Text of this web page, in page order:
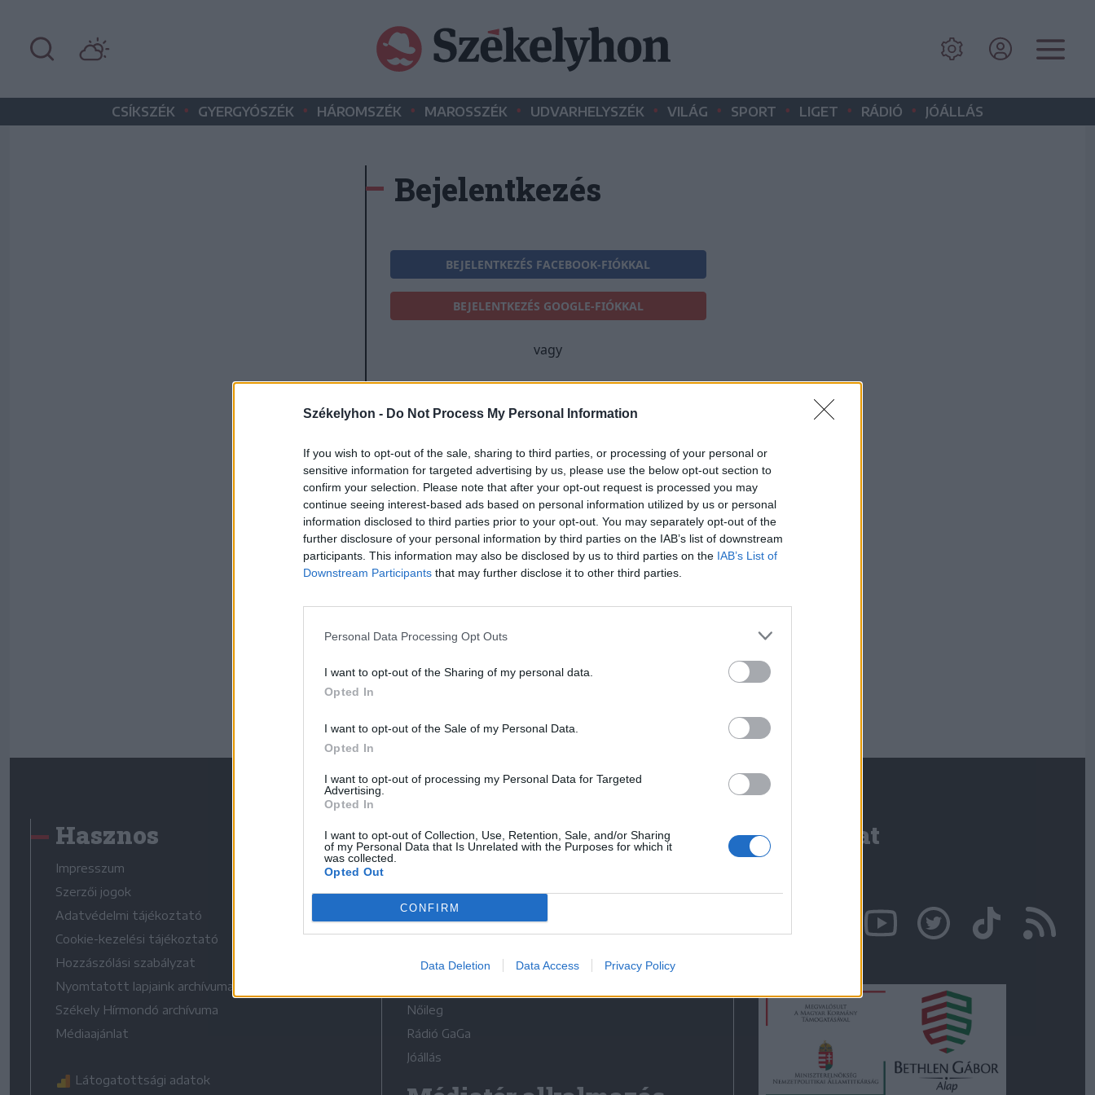
Székelyhon - Do Not Process My Personal Information
If you wish to opt-out of the sale, sharing to third parties, or processing of your personal or
sensitive information for targeted advertising by us, please use the below opt-out section to
confirm your selection. Please note that after your opt-out request is processed you may
continue seeing interest-based ads based on personal information utilized by us or personal
information disclosed to third parties prior to your opt-out. You may separately opt-out of the
further disclosure of your personal information by third parties on the IAB’s list of downstream
participants. This information may also be disclosed by us to third parties on the IAB’s List of
Downstream Participants that may further disclose it to other third parties.
Personal Data Processing Opt Outs
I want to opt-out of the Sharing of my personal data.
Opted In
I want to opt-out of the Sale of my Personal Data.
Opted In
I want to opt-out of processing my Personal Data for Targeted
Advertising.
Opted In
I want to opt-out of Collection, Use, Retention, Sale, and/or Sharing
of my Personal Data that Is Unrelated with the Purposes for which it
was collected.
Opted Out
CONFIRM
Data Deletion Data Access Privacy Policy
CSÍKSZÉK • GYERGYÓSZÉK • HÁROMSZÉK • MAROSSZÉK • UDVARHELYSZÉK • VILÁG • SPORT • LIGET • RÁDIÓ • JÓÁLLÁS
Bejelentkezés
BEJELENTKEZÉS FACEBOOK-FIÓKKAL
BEJELENTKEZÉS GOOGLE-FIÓKKAL
vagy
E-mail-cím
Jelszó
Elfelejtette a jelszavát?
BEJELENTKEZÉS
Hasznos
Impresszum
Szerzői jogok
Adatvédelmi tájékoztató
Cookie-kezelési tájékoztató
Hozzászólási szabályzat
Nyomtatott lapjaink archívuma
Székely Hírmondó archívuma
Médiaajánlat
Látogatottsági adatok
Médiatér
Liget
Krónika
Bihari Napló
Erdélyi Napló
Nőileg
Rádió GaGa
Jóállás
Kapcsolat